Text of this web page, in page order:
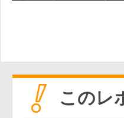
このレ